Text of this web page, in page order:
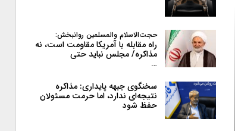
حجت‌الاسلام والمسلمین روانبخش:
راه مقابله با آمریکا مقاومت است، نه
مذاکره/ مجلس نباید حتی
…
سخنگوی جبهه پایداری: مذاکره
نتیجه‌ای ندارد، اما حرمت مسئولان
حفظ شود